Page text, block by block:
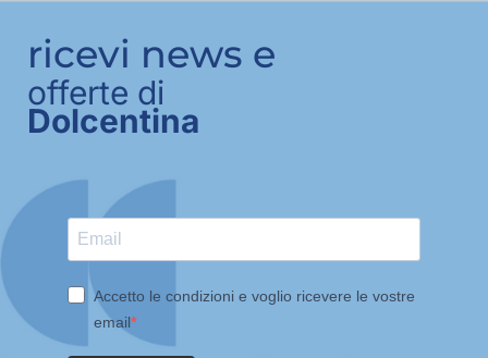
ricevi news e
offerte di
Dolcentina
Accetto le condizioni e voglio ricevere le vostre
email